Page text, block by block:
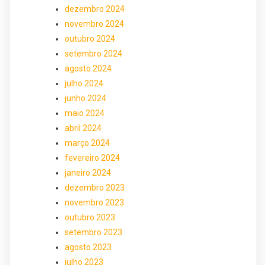
dezembro 2024
novembro 2024
outubro 2024
setembro 2024
agosto 2024
julho 2024
junho 2024
maio 2024
abril 2024
março 2024
fevereiro 2024
janeiro 2024
dezembro 2023
novembro 2023
outubro 2023
setembro 2023
agosto 2023
julho 2023